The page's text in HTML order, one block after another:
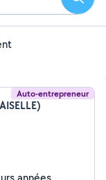
Auto-entrepreneur